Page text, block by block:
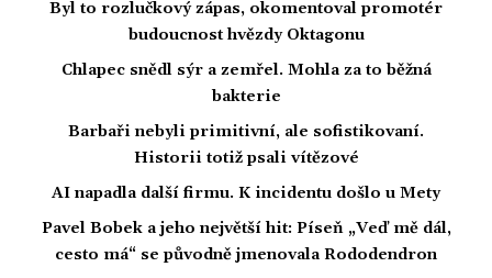
Byl to rozlučkový zápas, okomentoval promotér
budoucnost hvězdy Oktagonu
Chlapec snědl sýr a zemřel. Mohla za to běžná
bakterie
Barbaři nebyli primitivní, ale sofistikovaní.
Historii totiž psali vítězové
AI napadla další firmu. K incidentu došlo u Mety
Pavel Bobek a jeho největší hit: Píseň „Veď mě dál,
cesto má“ se původně jmenovala Rododendron